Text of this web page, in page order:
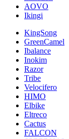
AOVO
Ikingi
KingSong
GreenCamel
Ibalance
Inokim
Razor
Tribe
Velocifero
HIMO
Elbike
Eltreco
Cactus
FALCON